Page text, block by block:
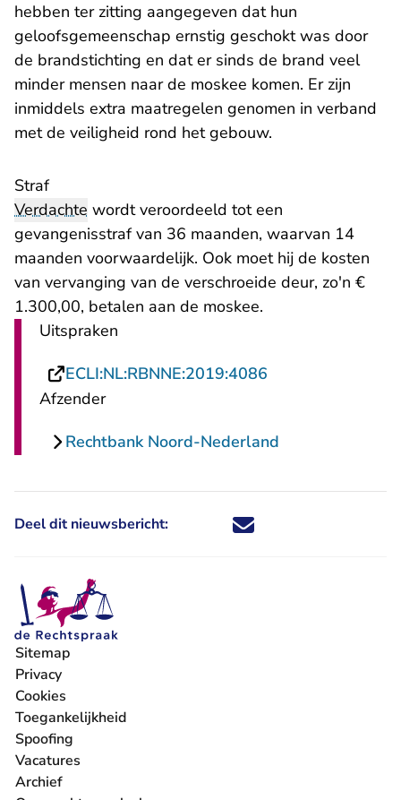
hebben ter zitting aangegeven dat hun
geloofsgemeenschap ernstig geschokt was door
de brandstichting en dat er sinds de brand veel
minder mensen naar de moskee komen. Er zijn
inmiddels extra maatregelen genomen in verband
met de veiligheid rond het gebouw.
Straf
Verdachte wordt veroordeeld tot een
gevangenisstraf van 36 maanden, waarvan 14
maanden voorwaardelijk. Ook moet hij de kosten
van vervanging van de verschroeide deur, zo'n €
1.300,00, betalen aan de moskee.
Uitspraken
ECLI:NL:RBNNE:2019:4086
Afzender
Rechtbank Noord-Nederland
Deel dit nieuwsbericht: Deel dit nieuwsbericht via X -
Deel dit nieuwsbericht via
Deel dit nieuwsbericht
Deel dit
Sitemap
Privacy
Cookies
Toegankelijkheid
Spoofing
Vacatures
- U verlaat Rechtspraak.nl
Archief